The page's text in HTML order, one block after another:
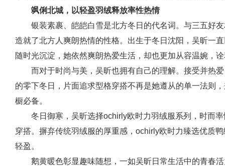
飒俐北城，以轻盈羽绒释放率性热情
银装素裹、皑皑白雪是北方冬日的代名词。与三五好
造就了北方人爽朗热情的性格。出生于冬日沈阳，吴昕一
随时光沉淀，她依然爽朗热爱生活，却也更加从容温婉，
而对于时尚与美，吴昕也拥有自己的理解。接受并热
的零下冬日，片面追求型格穿搭不再是她遵从的单一法则
橱必备。
冬日御寒，吴昕选择ochirly欧时力羽绒服系列，时而
穿搭。摒弃传统羽绒服的厚重感，ochirly欧时力臻选优质
轻盈。
鹅黄暖色彰显趣味随想，一如吴昕日常生活中的青春